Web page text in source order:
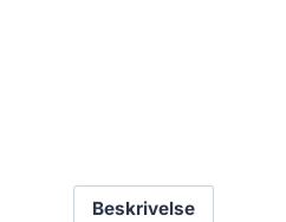
Beskrivelse